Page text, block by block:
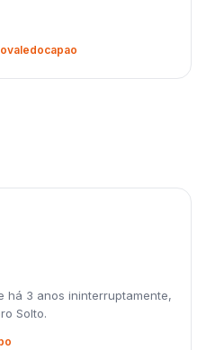
há 3 anos ininterruptamente,
Solto.